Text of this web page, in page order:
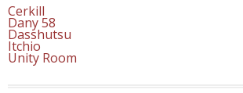
Cerkill
Dany 58
Dasshutsu
Itchio
Unity Room